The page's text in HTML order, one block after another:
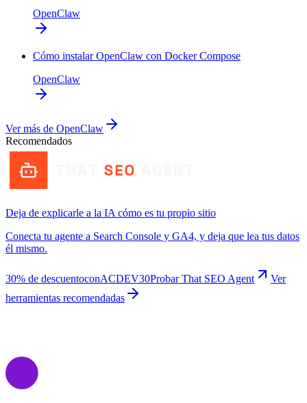
OpenClaw
Cómo instalar OpenClaw con Docker Compose
OpenClaw
Ver más de OpenClaw
Recomendados
Deja de explicarle a la IA cómo es tu propio sitio
Conecta tu agente a Search Console y GA4, y deja que lea tus datos
él mismo.
30% de descuentoconACDEV30Probar That SEO Agent
Ver
herramientas recomendadas